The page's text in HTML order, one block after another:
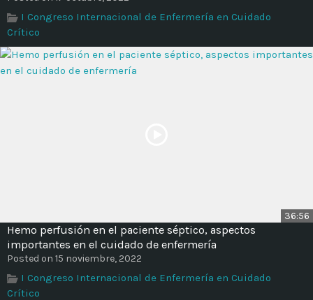
Time
I Congreso Internacional de Enfermería en Cuidado
Crítico
36:56
Hemo perfusión en el paciente séptico, aspectos
importantes en el cuidado de enfermería
Posted on 15 noviembre, 2022
I Congreso Internacional de Enfermería en Cuidado
Crítico